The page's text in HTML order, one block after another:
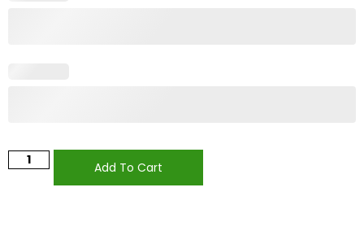
Add To Cart